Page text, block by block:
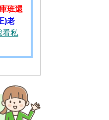
班還
)老
看私